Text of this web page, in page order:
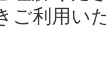
ご利用い